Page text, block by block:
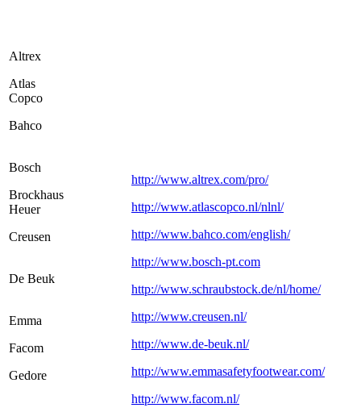
Altrex
Atlas
Copco
Bahco
Bosch
Brockhaus
Heuer
Creusen
De Beuk
Emma
Facom
Gedore
http://www.altrex.com/pro/
http://www.atlascopco.nl/nlnl/
http://www.bahco.com/english/
http://www.bosch-pt.com
http://www.schraubstock.de/nl/home/
http://www.creusen.nl/
http://www.de-beuk.nl/
http://www.emmasafetyfootwear.com/
http://www.facom.nl/